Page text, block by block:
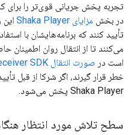
تجربه پخش جریانی قوی‌تر را برای
در بخش مزایای Shaka Player
می‌کنند تا از انتقال روان اطمینان
است در صورت انتقال Web Receiver SDK
خطر قرار گیرند، اگر شرکا از قبل
Shaka Player پخش می‌شود.
سطح تلاش مورد انتظار